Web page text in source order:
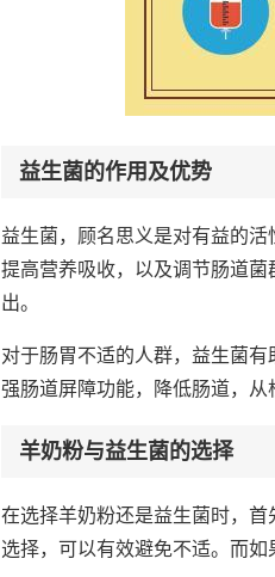
益生菌的作用及优势
益生菌，顾名思义是对有益的
提高营养吸收，以及调节肠道
出。
对于肠胃不适的人群，益生菌
强肠道屏障功能，降低肠道，从
羊奶粉与益生菌的选择
在选择羊奶粉还是益生菌时，
选择，可以有效避免不适。而